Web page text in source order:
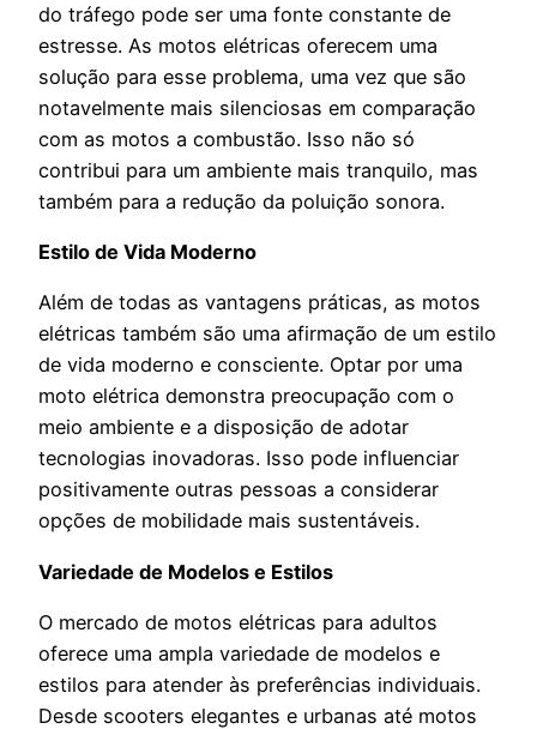
do tráfego pode ser uma fonte constante de
estresse. As motos elétricas oferecem uma
solução para esse problema, uma vez que são
notavelmente mais silenciosas em comparação
com as motos a combustão. Isso não só
contribui para um ambiente mais tranquilo, mas
também para a redução da poluição sonora.
Estilo de Vida Moderno
Além de todas as vantagens práticas, as motos
elétricas também são uma afirmação de um estilo
de vida moderno e consciente. Optar por uma
moto elétrica demonstra preocupação com o
meio ambiente e a disposição de adotar
tecnologias inovadoras. Isso pode influenciar
positivamente outras pessoas a considerar
opções de mobilidade mais sustentáveis.
Variedade de Modelos e Estilos
O mercado de motos elétricas para adultos
oferece uma ampla variedade de modelos e
estilos para atender às preferências individuais.
Desde scooters elegantes e urbanas até motos